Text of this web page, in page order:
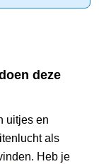
deze
uitjes en
als
Heb je